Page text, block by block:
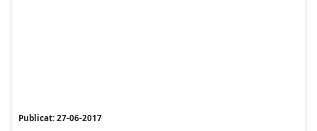
Publicat: 27-06-2017